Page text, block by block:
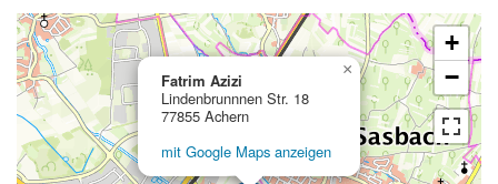
Fatrim Azizi
Lindenbrunnnen Str. 18
77855 Achern
mit Google Maps anzeigen
×
+
−